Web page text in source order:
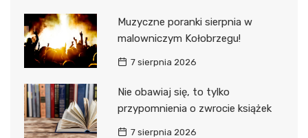
Muzyczne poranki sierpnia w
malowniczym Kołobrzegu!
7 sierpnia 2026
Nie obawiaj się, to tylko
przypomnienia o zwrocie książek
7 sierpnia 2026